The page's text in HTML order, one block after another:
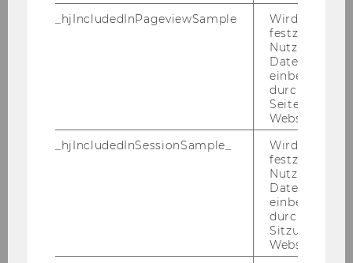
DOWNLOAD
_hjIncludedInPageviewSample
Wird gesetzt,
festzustellen,
Nutzer in die
einbezogen
durch das
Website
_hjIncludedInSessionSample_
Wird gesetzt,
festzustellen,
Nutzer in die
einbezogen
durch das
Sitzungslimit
Website